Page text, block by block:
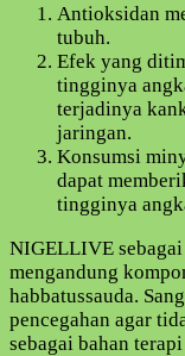
Antioksidan
tubuh.
Efek yang
tingginya
terjadinya
jaringan.
Konsumsi
dapat
tingginya
NIGELLIVE
mengandung
habbatussauda.
pencegahan agar
sebagai bahan